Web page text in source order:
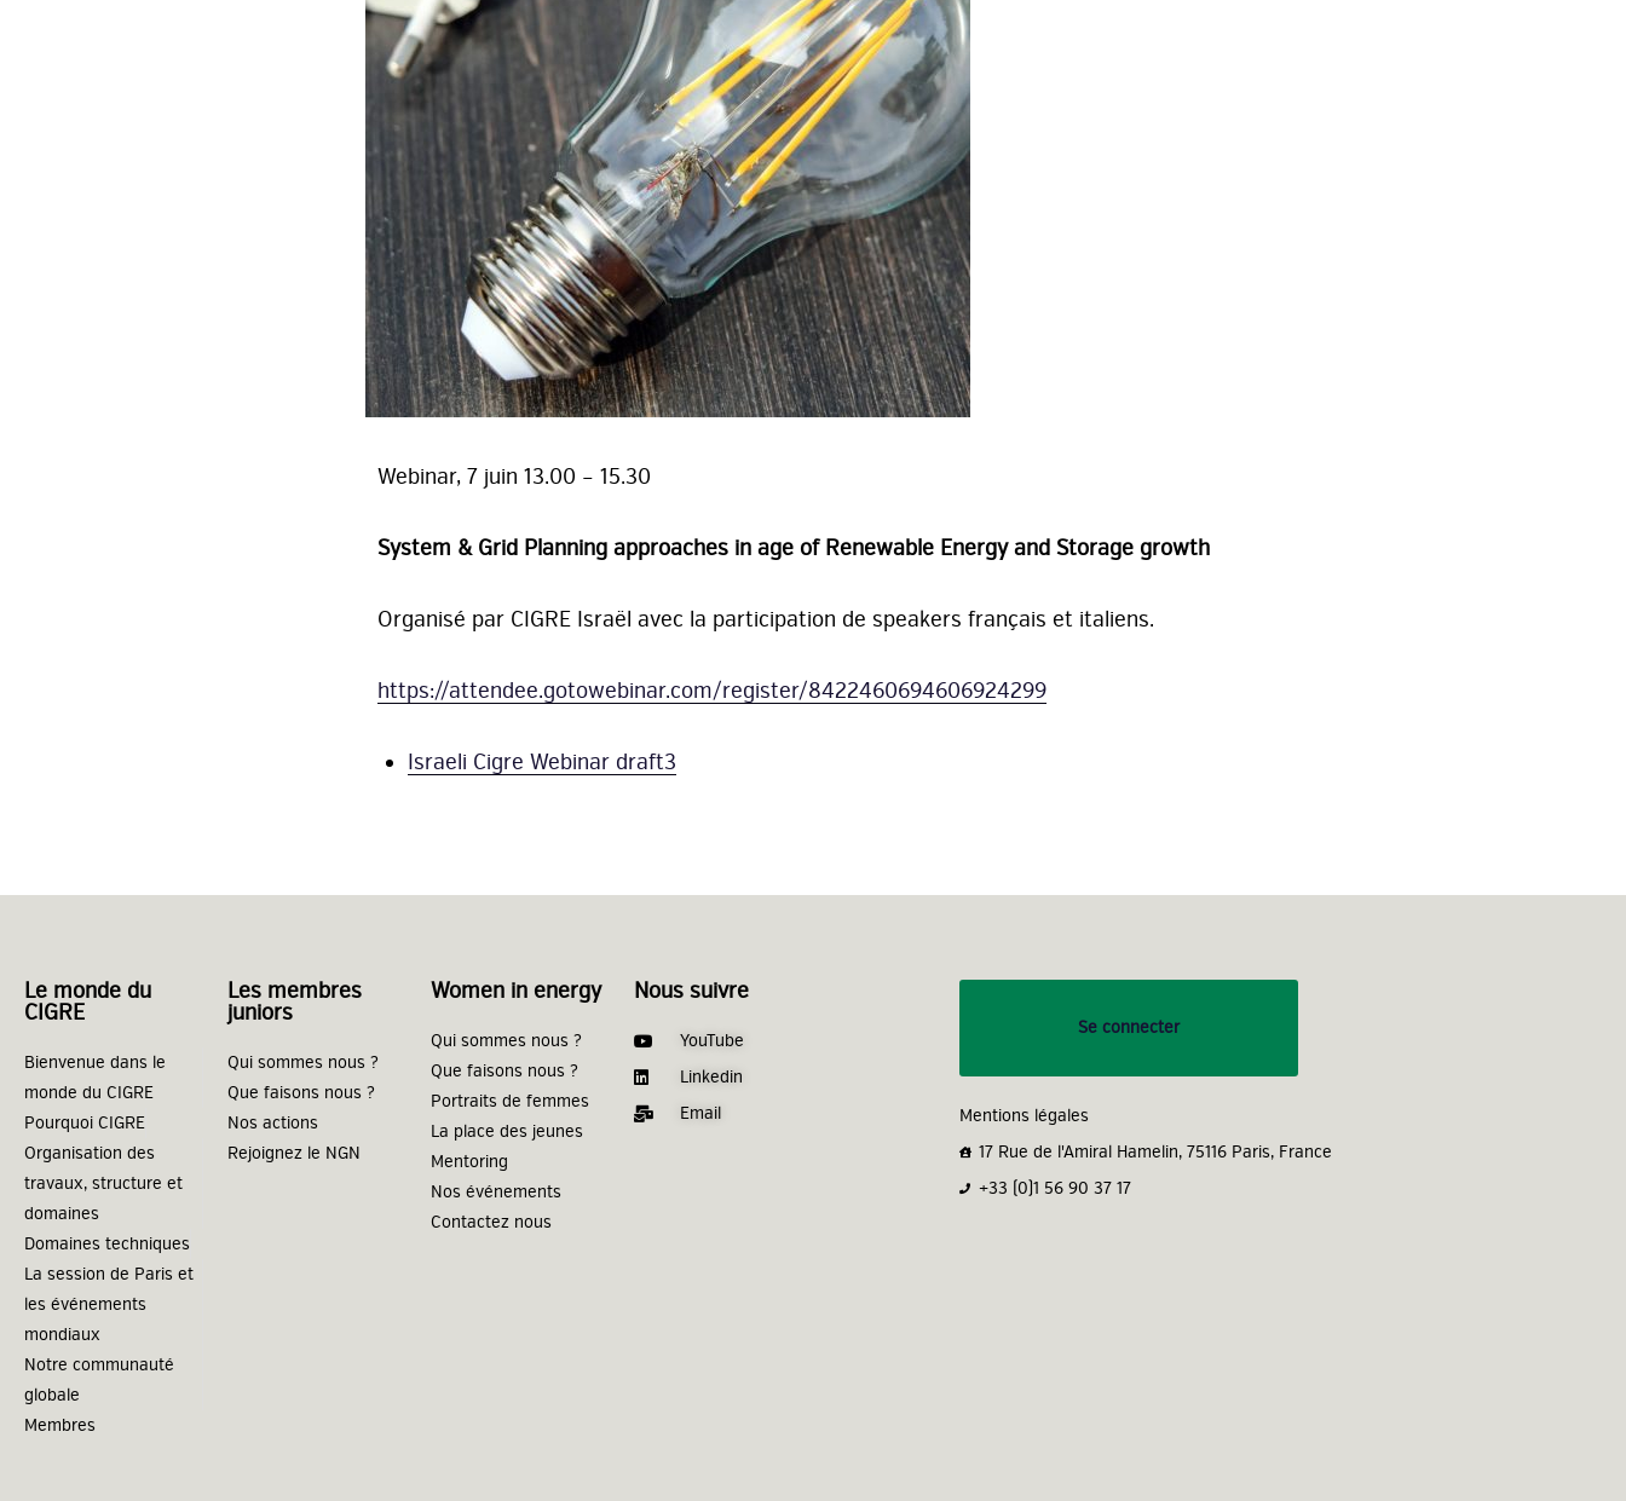
Webinar, 7 juin 13.00 – 15.30
System & Grid Planning approaches in age of Renewable Energy and Storage growth
Organisé par CIGRE Israël avec la participation de speakers français et italiens.
https://attendee.gotowebinar.com/register/8422460694606924299
Israeli Cigre Webinar draft3
Le monde du
CIGRE
Bienvenue dans le
monde du CIGRE
Pourquoi CIGRE
Organisation des
travaux, structure et
domaines
Domaines techniques
La session de Paris et
les événements
mondiaux
Notre communauté
globale
Membres
Les membres
juniors
Qui sommes nous ?
Que faisons nous ?
Nos actions
Rejoignez le NGN
Women in energy
Qui sommes nous ?
Que faisons nous ?
Portraits de femmes
La place des jeunes
Mentoring
Nos événements
Contactez nous
Nous suivre
YouTube
Linkedin
Email
Se connecter
Mentions légales
17 Rue de l'Amiral Hamelin, 75116 Paris, France
+33 (0)1 56 90 37 17